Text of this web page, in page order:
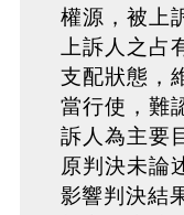
權源，被上
上訴人之占
支配狀態，
當行使，難
訴人為主要
原判決未論
影響判決結